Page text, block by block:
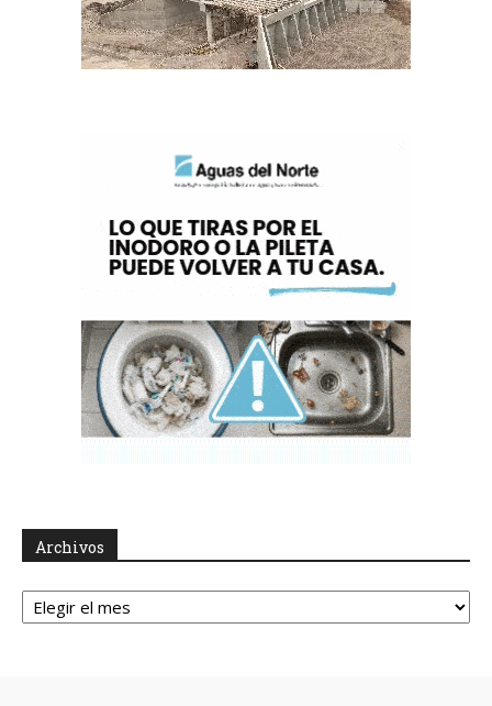
Archivos
Archivos